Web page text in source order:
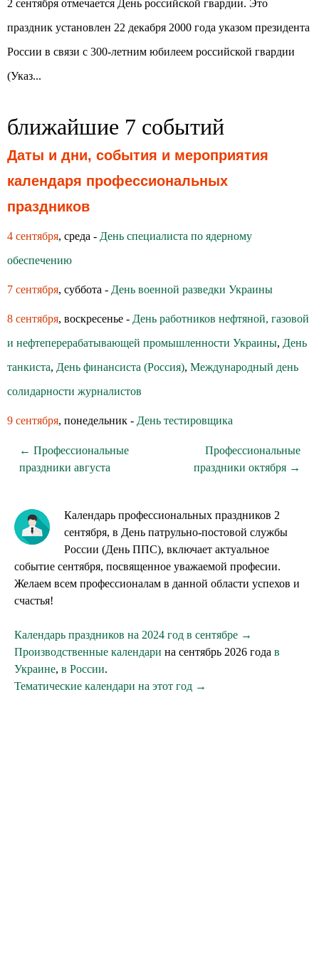
2 сентября отмечается День российской гвардии. Это
праздник установлен 22 декабря 2000 года указом президента
России в связи с 300-летним юбилеем российской гвардии
(Указ...
ближайшие 7 событий
Даты и дни, события и мероприятия
календаря профессиональных
праздников
4 сентября, среда - День специалиста по ядерному
обеспечению
7 сентября, суббота - День военной разведки Украины
8 сентября, воскресенье - День работников нефтяной, газовой
и нефтеперерабатывающей промышленности Украины, День
танкиста, День финансиста (Россия), Международный день
солидарности журналистов
9 сентября, понедельник - День тестировщика
← Профессиональные
праздники августа
Профессиональные
праздники октября →
Календарь профессиональных праздников 2
сентября, в День патрульно-постовой службы
России (День ППС), включает актуальное
событие сентября, посвященное уважаемой професии.
Желаем всем профессионалам в данной области успехов и
счастья!
Календарь праздников на 2024 год в сентябре →
Производственные календари на сентябрь 2026 года в
Украине, в России.
Тематические календари на этот год →